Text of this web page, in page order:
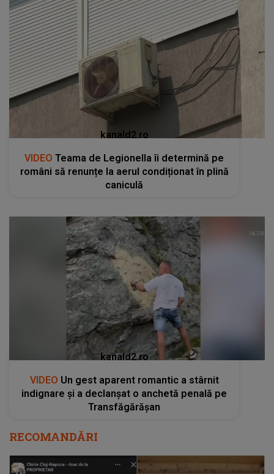
kanald2.ro
VIDEO Teama de Legionella îi determină pe
români să renunțe la aerul condiționat în plină
caniculă
kanald2.ro
VIDEO Un gest aparent romantic a stârnit
indignare și a declanșat o anchetă penală pe
Transfăgărășan
RECOMANDĂRI